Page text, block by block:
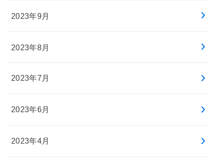
2023年9月
2023年8月
2023年7月
2023年6月
2023年4月